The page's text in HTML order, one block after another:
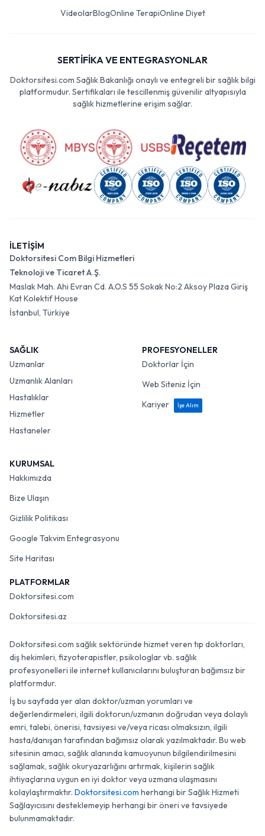
VideolarBlogOnline TerapiOnline Diyet
SERTİFİKA VE ENTEGRASYONLAR
Doktorsitesi.com Sağlık Bakanlığı onaylı ve entegreli bir sağlık bilgi
platformudur. Sertifikaları ile tescillenmiş güvenilir altyapısıyla
sağlık hizmetlerine erişim sağlar.
İLETİŞİM
Doktorsitesi Com Bilgi Hizmetleri
Teknoloji ve Ticaret A.Ş.
Maslak Mah. Ahi Evran Cd. A.O.S 55 Sokak No:2 Aksoy Plaza Giriş
Kat Kolektif House
İstanbul, Türkiye
SAĞLIK
Uzmanlar
Uzmanlık Alanları
Hastalıklar
Hizmetler
Hastaneler
PROFESYONELLER
Doktorlar İçin
Web Siteniz İçin
Kariyer
İşe Alım
KURUMSAL
Hakkımızda
Bize Ulaşın
Gizlilik Politikası
Google Takvim Entegrasyonu
Site Haritası
PLATFORMLAR
Doktorsitesi.com
Doktorsitesi.az
Doktorsitesi.com sağlık sektöründe hizmet veren tıp doktorları,
diş hekimleri, fizyoterapistler, psikologlar vb. sağlık
profesyonelleri ile internet kullanıcılarını buluşturan bağımsız bir
platformdur.
İş bu sayfada yer alan doktor/uzman yorumları ve
değerlendirmeleri, ilgili doktorun/uzmanın doğrudan veya dolaylı
emri, talebi, önerisi, tavsiyesi ve/veya ricası olmaksızın, ilgili
hasta/danışan tarafından bağımsız olarak yazılmaktadır. Bu web
sitesinin amacı, sağlık alanında kamuoyunun bilgilendirilmesini
sağlamak, sağlık okuryazarlığını artırmak, kişilerin sağlık
ihtiyaçlarına uygun en iyi doktor veya uzmana ulaşmasını
kolaylaştırmaktır. Doktorsitesi.com herhangi bir Sağlık Hizmeti
Sağlayıcısını desteklemeyip herhangi bir öneri ve tavsiyede
bulunmamaktadır.